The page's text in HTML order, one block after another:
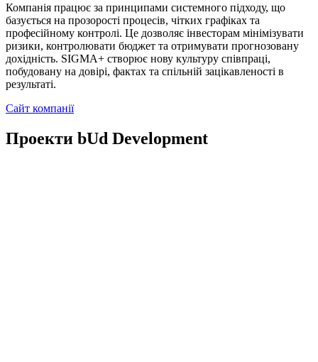
Компанія працює за принципами системного підходу, що
базується на прозорості процесів, чітких графіках та
професійному контролі. Це дозволяє інвесторам мінімізувати
ризики, контролювати бюджет та отримувати прогнозовану
дохідність. SIGMA+ створює нову культуру співпраці,
побудовану на довірі, фактах та спільній зацікавленості в
результаті.
Сайт компанії
Проекти bUd Development